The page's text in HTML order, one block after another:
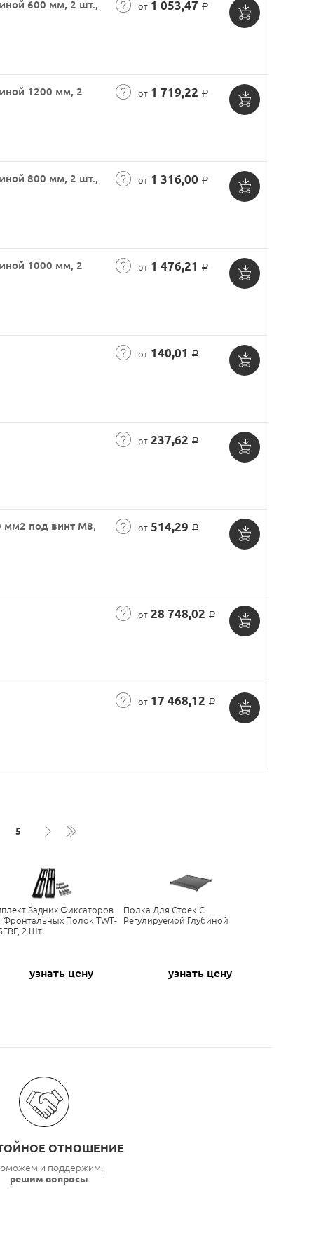
600 мм, 2 шт.,
от 1 053,47 Р
1200 мм, 2
от 1 719,22 Р
800 мм, 2 шт.,
от 1 316,00 Р
1000 мм, 2
от 1 476,21 Р
от 140,01 Р
от 237,62 Р
мм2 под винт М8,
от 514,29 Р
от 28 748,02 Р
от 17 468,12 Р
5
Задних Фиксаторов
Фронтальных Полок TWT-
2 Шт.
узнать цену
Полка Для Стоек С
Регулируемой Глубиной
узнать цену
ОТНОШЕНИЕ
и поддержим,
решим вопросы